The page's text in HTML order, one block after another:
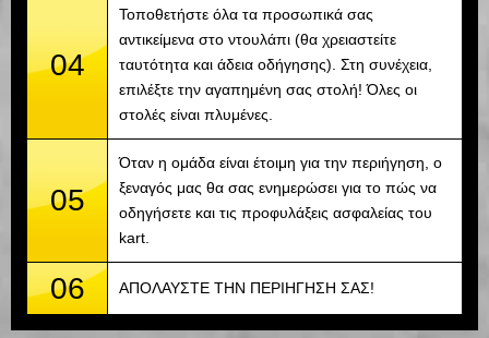
04
Τοποθετήστε όλα τα προσωπικά σας
αντικείμενα στο ντουλάπι (θα χρειαστείτε
ταυτότητα και άδεια οδήγησης). Στη συνέχεια,
επιλέξτε την αγαπημένη σας στολή! Όλες οι
στολές είναι πλυμένες.
05
Όταν η ομάδα είναι έτοιμη για την περιήγηση, ο
ξεναγός μας θα σας ενημερώσει για το πώς να
οδηγήσετε και τις προφυλάξεις ασφαλείας του
kart.
06 ΑΠΟΛΑΥΣΤΕ ΤΗΝ ΠΕΡΙΗΓΗΣΗ ΣΑΣ!